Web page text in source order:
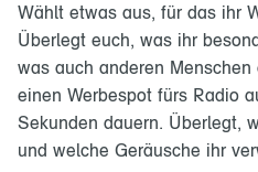
Wählt etwas aus, für das ihr
Überlegt euch, was ihr
was auch anderen
einen Werbespot fürs Radio
Sekunden dauern. Überlegt,
und welche Geräusche ihr